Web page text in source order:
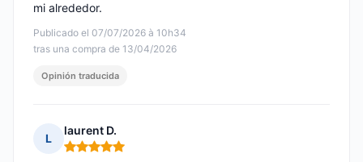
Publicado el 07/07/2026 à 10h34
tras una compra de 13/04/2026
mi alrededor.
Opinión traducida
L
laurent D.
Nota: 5 de 5